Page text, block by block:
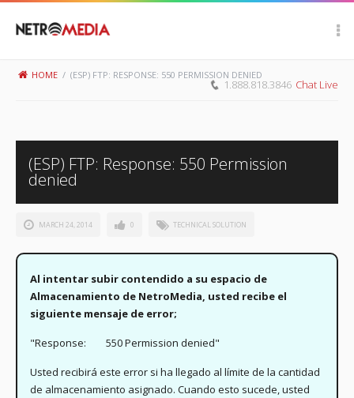
HOME / (ESP) FTP: RESPONSE: 550 PERMISSION DENIED
1.888.818.3846 Chat Live
(ESP) FTP: Response: 550 Permission
denied
MARCH 24, 2014 0 TECHNICAL SOLUTION
Al intentar subir contendido a su espacio de
Almacenamiento de NetroMedia, usted recibe el
siguiente mensaje de error;
"Response: 550 Permission denied"
Usted recibirá este error si ha llegado al límite de la cantidad
de almacenamiento asignado. Cuando esto sucede, usted